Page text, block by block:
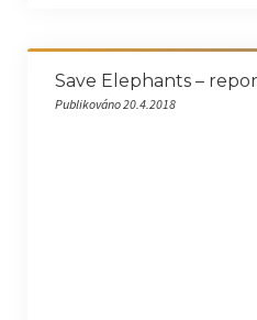
Save Elephants –
Publikováno 20.4.2018